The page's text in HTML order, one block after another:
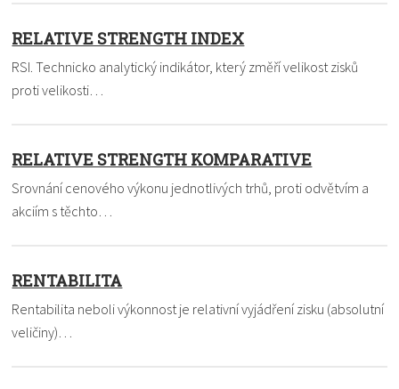
RELATIVE STRENGTH INDEX
RSI. Technicko analytický indikátor, který změří velikost zisků
proti velikosti…
RELATIVE STRENGTH KOMPARATIVE
Srovnání cenového výkonu jednotlivých trhů, proti odvětvím a
akciím s těchto…
RENTABILITA
Rentabilita neboli výkonnost je relativní vyjádření zisku (absolutní
veličiny)…